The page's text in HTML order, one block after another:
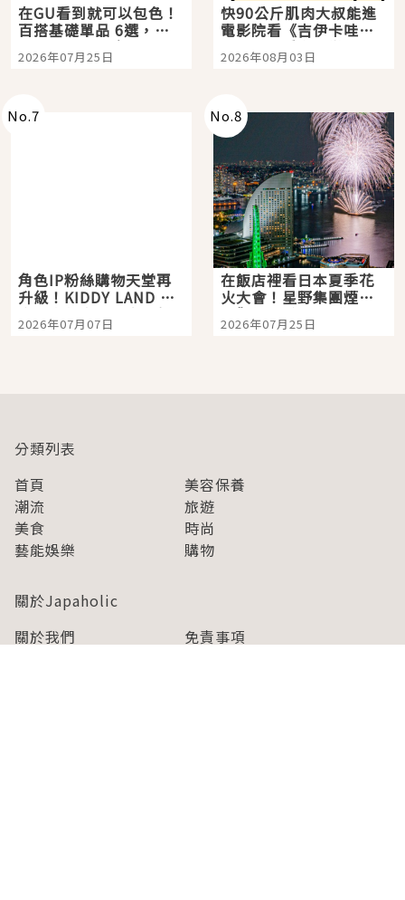
在GU看到就可以包色！
百搭基礎單品 6選，閉
眼全收也不心疼
2026年07月25日
快90公斤肌肉大叔能進
電影院看《吉伊卡哇》
嗎？日本重金屬樂團
「打首」會長與nagano
2026年08月03日
No.7
角色IP粉絲購物天堂再
升級！KIDDY LAND 原
宿店吉伊卡哇迎客，新
開幕 OMOKADO 店3分
2026年07月07日
No.8
在飯店裡看日本夏季花
火大會！星野集團煙火
景觀飯店6選，讓你不用
人擠人悠閒欣賞
2026年07月25日
分類列表
首頁
美容保養
潮流
旅遊
美食
時尚
藝能娛樂
購物
關於Japaholic
關於我們
免責事項